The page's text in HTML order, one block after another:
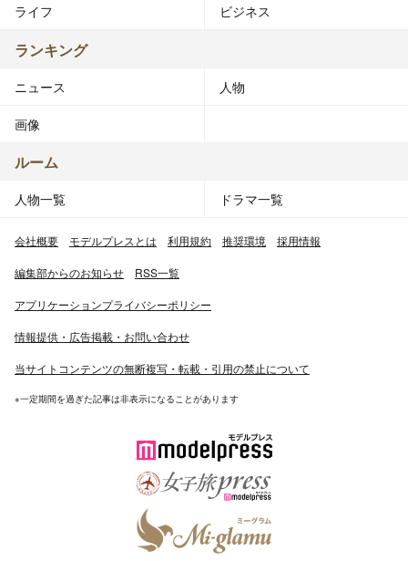
ライフ ビジネス
ランキング
ニュース 人物
画像
ルーム
人物一覧 ドラマ一覧
会社概要 モデルプレスとは 利用規約 推奨環境 採用情報
編集部からのお知らせ RSS一覧
アプリケーションプライバシーポリシー
情報提供・広告掲載・お問い合わせ
当サイトコンテンツの無断複写・転載・引用の禁止について
※一定期間を過ぎた記事は非表示になることがあります